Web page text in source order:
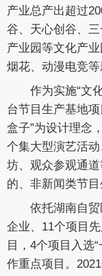
产业总产出超过
谷、天心创谷、
产业园等文化产
烟花、动漫电竞等
作为实施“文
台节目生产基地
盒子”为设计理念
个集大型演艺活
坊、观众参观通
的、非新闻类节目
依托湖南自
企业、11个项目
目，4个项目入选
作重点项目。